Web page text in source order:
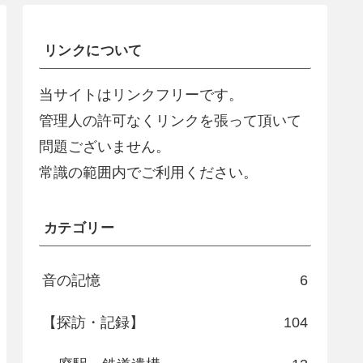
リンクについて
当サイトはリンクフリーです。
管理人の許可なくリンクを張って頂いて
問題ございません。
常識の範囲内でご利用ください。
カテゴリー
音の記憶 6
【探訪・記録】 104